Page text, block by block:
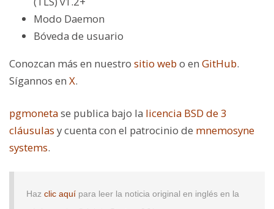
Modo Daemon
Bóveda de usuario
Conozcan más en nuestro sitio web o en GitHub.
Sígannos en X.
pgmonetase publica bajo la licencia BSD de 3
cláusulas y cuenta con el patrocinio de mnemosyne
systems.
Haz clic aquí para leer la noticia original en inglés en la